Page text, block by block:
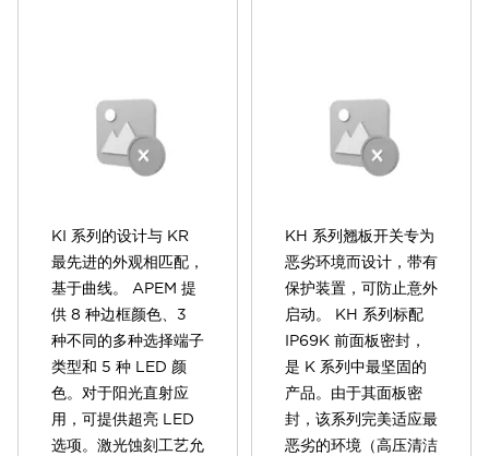
KI 系列的设计与 KR
最先进的外观相匹配，
基于曲线。 APEM 提
供 8 种边框颜色、3
种不同的多种选择端子
类型和 5 种 LED 颜
色。对于阳光直射应
用，可提供超亮 LED
选项。激光蚀刻工艺允
KH 系列翘板开关专为
恶劣环境而设计，带有
保护装置，可防止意外
启动。 KH 系列标配
IP69K 前面板密封，
是 K 系列中最坚固的
产品。由于其面板密
封，该系列完美适应最
恶劣的环境（高压清洁